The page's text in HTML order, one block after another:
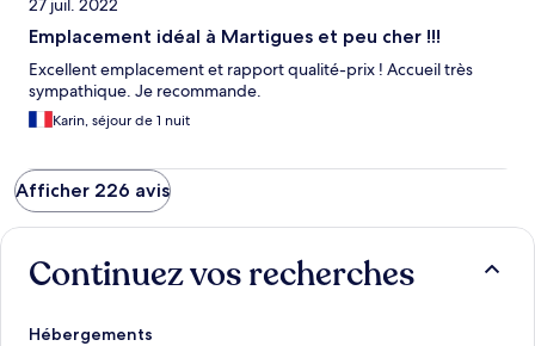
27 juil. 2022
Emplacement idéal à Martigues et peu cher !!!
Excellent emplacement et rapport qualité-prix ! Accueil très
sympathique. Je recommande.
Karin, séjour de 1 nuit
Afficher 226 avis
Continuez vos recherches
Hébergements